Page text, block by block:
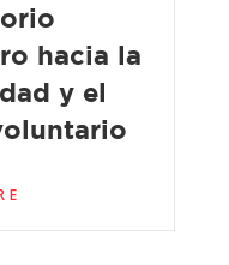
hacia la
y el